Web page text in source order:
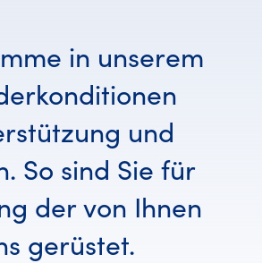
in unserem
und
So sind Sie für
der von Ihnen
gerüstet.